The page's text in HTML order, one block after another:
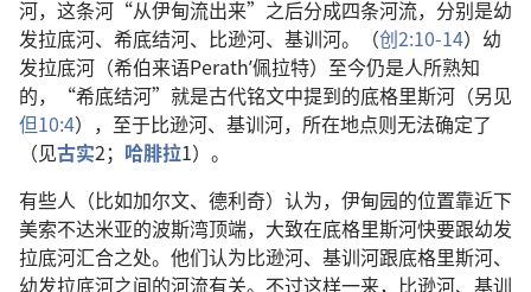
河，这条河“从伊甸流出来”之后分成四条河流，分别是幼
发拉底河、希底结河、比逊河、基训河。（创2:10-14）幼
发拉底河（希伯来语Perathʹ佩拉特）至今仍是人所熟知
的，“希底结河”就是古代铭文中提到的底格里斯河（另见
但10:4），至于比逊河、基训河，所在地点则无法确定了
（见古实2； 哈腓拉1）。
有些人（比如加尔文、德利奇）认为，伊甸园的位置靠近下
美索不达米亚的波斯湾顶端，大致在底格里斯河快要跟幼发
拉底河汇合之处。他们认为比逊河、基训河跟底格里斯河、
幼发拉底河之间的河流有关。不过这样一来，比逊河、基训